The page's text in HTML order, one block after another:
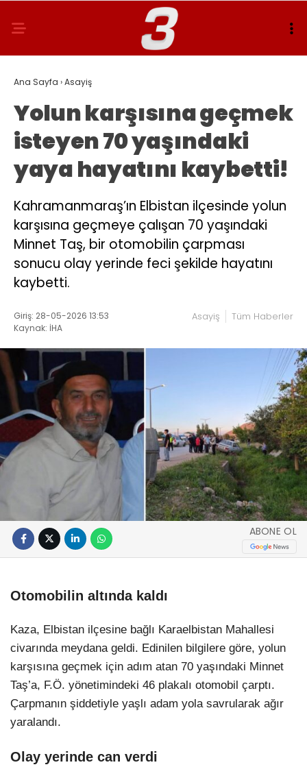
Ana Sayfa ›Asayiş
Yolun karşısına geçmek
isteyen 70 yaşındaki
yaya hayatını kaybetti!
Kahramanmaraş’ın Elbistan ilçesinde yolun
karşısına geçmeye çalışan 70 yaşındaki
Minnet Taş, bir otomobilin çarpması
sonucu olay yerinde feci şekilde hayatını
kaybetti.
Giriş: 28-05-2026 13:53
Kaynak: İHA
Asayiş Tüm Haberler
ABONE OL
Otomobilin altında kaldı
Kaza, Elbistan ilçesine bağlı Karaelbistan Mahallesi
civarında meydana geldi. Edinilen bilgilere göre, yolun
karşısına geçmek için adım atan 70 yaşındaki Minnet
Taş’a, F.Ö. yönetimindeki 46 plakalı otomobil çarptı.
Çarpmanın şiddetiyle yaşlı adam yola savrularak ağır
yaralandı.
Olay yerinde can verdi